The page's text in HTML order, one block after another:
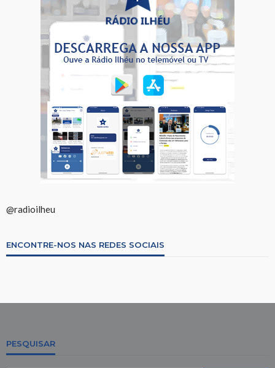
@radioilheu
ENCONTRE-NOS NAS REDES SOCIAIS
PESQUISAR